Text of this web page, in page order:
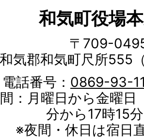
和気町役場
〒709-
気郡和気町尺所555
電話番号： 0869-93-
：月曜日から金曜
分から17時15
※夜間・休日は宿日